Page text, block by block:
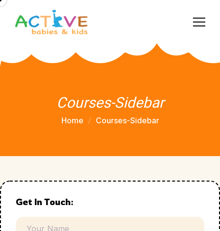
Courses-Sidebar
Home Courses-Sidebar
Get In Touch: